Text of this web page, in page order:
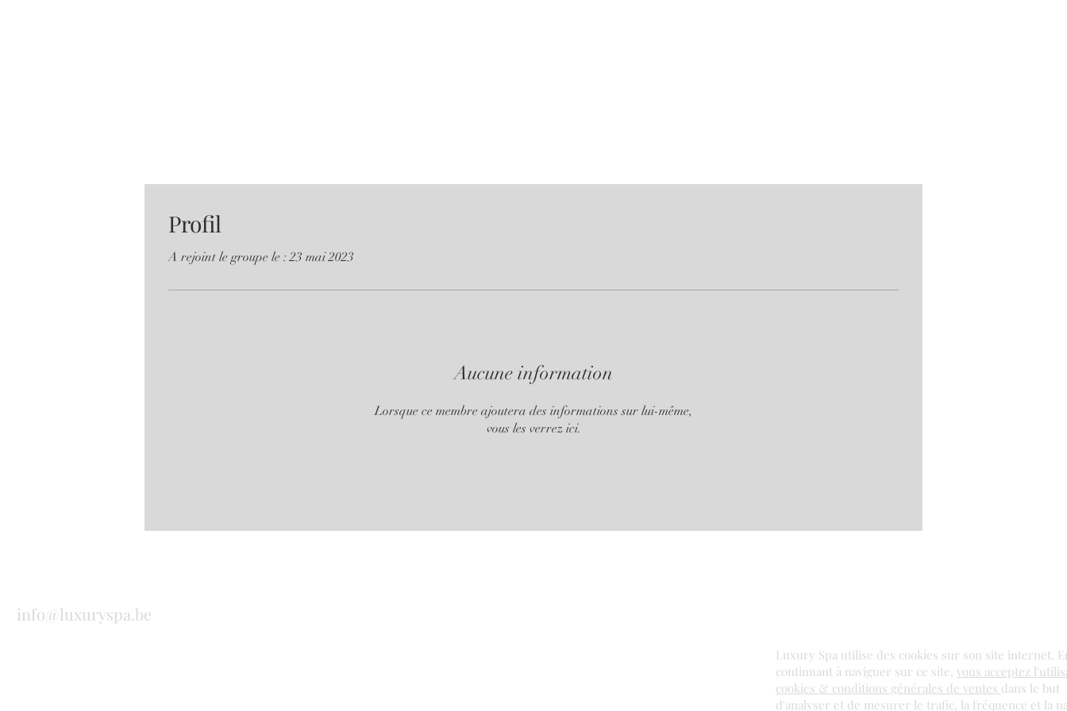
Profil
A rejoint le groupe le : 23 mai 2023
Aucune information
Lorsque ce membre ajoutera des informations sur lui-même,
vous les verrez ici.
info@luxuryspa.be
Luxury Spa utilise des cookies sur son site internet.
continuant à naviguer sur ce site, vous acceptez
cookies & conditions générales de ventes dans le but
d'analyser et de mesurer le trafic, la fréquence et la